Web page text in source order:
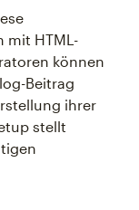
mit HTML-
können
Beitrag
ihrer
stellt